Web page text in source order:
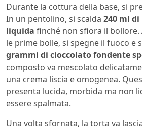
Durante la cottura della base, si
In un pentolino, si scalda 240 ml
liquida finché non sfiora il bollore.
le prime bolle, si spegne il fuoco e
grammi di cioccolato fondente
composto va mescolato
una crema liscia e omogenea.
presenta lucida, morbida ma non
essere spalmata.
Una volta sfornata, la torta va